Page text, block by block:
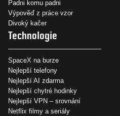
Padni komu padni
Výpověď z práce vzor
Divoký kačer
Technologie
SpaceX na burze
Nejlepší telefony
Nejlepší AI zdarma
Nejlepší chytré hodinky
Nejlepší VPN – srovnání
Netflix filmy a seriály